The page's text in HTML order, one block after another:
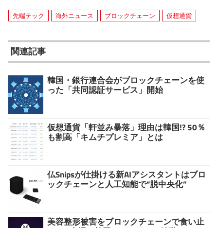
先端テック 海外ニュース ブロックチェーン 仮想通貨
関連記事
韓国・銀行連合会がブロックチェーンを使
った「共同認証サービス」開始
仮想通貨「軒並み暴落」理由は韓国!? 50％
も割高「キムチプレミア」とは
仏Snipsが仕掛ける新AIアシスタントはブロ
ックチェーンと人工知能で”脱中央化”
美容整形被害をブロックチェーンで食い止